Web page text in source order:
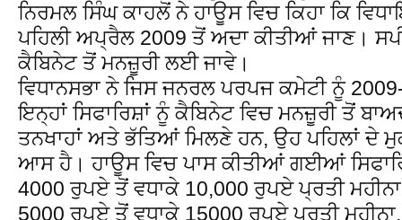
ਨਿਰਮਲ ਸਿੰਘ ਕਾਹਲੋਂ ਨੇ ਹਾਊਸ ਵਿਚ ਕਿਹਾ ਕਿ
ਪਹਿਲੀ ਅਪ੍ਰੈਲ 2009 ਤੋਂ ਅਦਾ ਕੀਤੀਆਂ ਜਾਣ।
ਕੈਬਿਨੇਟ ਤੋਂ ਮਨਜ਼ੂਰੀ ਲਈ ਜਾਵੇ।
ਵਿਧਾਨਸਭਾ ਨੇ ਜਿਸ ਜਨਰਲ ਪਰਪਜ ਕਮੇਟੀ ਨੂੰ
ਇਨ੍ਹਾਂ ਸਿਫਾਰਿਸ਼ਾਂ ਨੂੰ ਕੈਬਿਨੇਟ ਵਿਚ ਮਨਜ਼ੂਰੀ ਤੋਂ
ਤਨਖਾਹਾਂ ਅਤੇ ਭੱਤਿਆਂ ਮਿਲਣੇ ਹਨ, ਉਹ ਪਹਿਲਾਂ ਦੇ
ਆਸ ਹੈ। ਹਾਊਸ ਵਿਚ ਪਾਸ ਕੀਤੀਆਂ ਗਈਆਂ
4000 ਰੁਪਏ ਤੋਂ ਵਧਾਕੇ 10,000 ਰੁਪਏ ਪ੍ਰਤੀ
5000 ਰੁਪਏ ਤੋਂ ਵਧਾਕੇ 15000 ਰੁਪਏ ਪ੍ਰਤੀ